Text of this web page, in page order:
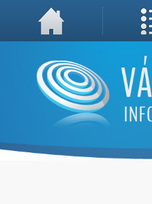
A weboldal használatával Ön elfogadja, hogy Cookie-kat (sütiket)